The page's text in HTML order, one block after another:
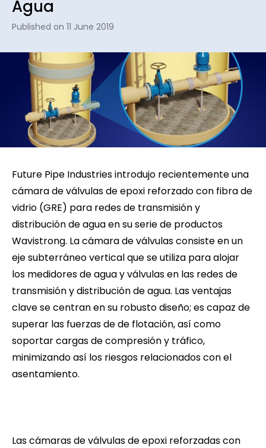
Agua
Published on 11 June 2019
Future Pipe Industries introdujo recientemente una
cámara de válvulas de epoxi reforzado con fibra de
vidrio (GRE) para redes de transmisión y
distribución de agua en su serie de productos
Wavistrong. La cámara de válvulas consiste en un
eje subterráneo vertical que se utiliza para alojar
los medidores de agua y válvulas en las redes de
transmisión y distribución de agua. Las ventajas
clave se centran en su robusto diseño; es capaz de
superar las fuerzas de de flotación, así como
soportar cargas de compresión y tráfico,
minimizando así los riesgos relacionados con el
asentamiento.
Las cámaras de válvulas de epoxi reforzadas con